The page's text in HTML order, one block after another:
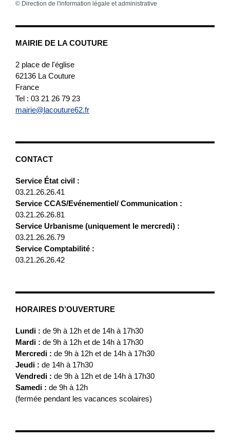
MAIRIE DE LA COUTURE
2 place de l'église
62136 La Couture
France
Tel : 03 21 26 79 23
mairie@lacouture62.fr
CONTACT
Service État civil :
03.21.26.26.41
Service CCAS/Evénementiel/ Communication :
03.21.26.26.81
Service Urbanisme (uniquement le mercredi) :
03.21.26.26.79
Service Comptabilité :
03.21.26.26.42
HORAIRES D’OUVERTURE
Lundi : de 9h à 12h et de 14h à 17h30
Mardi : de 9h à 12h et de 14h à 17h30
Mercredi : de 9h à 12h et de 14h à 17h30
Jeudi : de 14h à 17h30
Vendredi : de 9h à 12h et de 14h à 17h30
Samedi : de 9h à 12h
(fermée pendant les vacances scolaires)
© Direction de l'information légale et administrative